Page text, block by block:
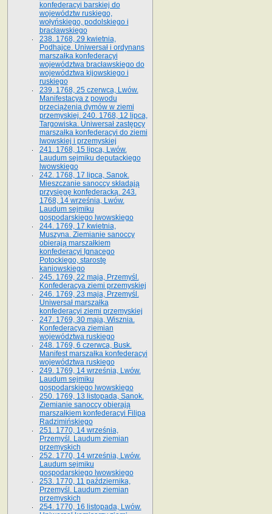
konfederacyi barskiej do
województw ruskiego,
wołyńskiego, podolskiego i
bracławskiego
238. 1768, 29 kwietnia,
Podhajce. Uniwersał i ordynans
marszałka konfederacyi
województwa bracławskiego do
wo­jewództwa kijowskiego i
ruskiego
239. 1768, 25 czerwca, Lwów.
Manifestacya z powodu
przeciążenia dymów w ziemi
przemyskiej. 240. 1768, 12 lipca,
Targowiska. Uniwersał zastępcy
marszałka konfederacyi do ziemi
lwowskiej i przemyskiej
241. 1768, 15 lipca, Lwów.
Laudum sejmiku deputackiego
lwowskiego
242. 1768, 17 lipca, Sanok.
Mieszczanie sanoccy składają
przysięgę konfederacką. 243.
1768, 14 września, Lwów.
Laudum sejmiku
gospodarskiego lwowskiego
244. 1769, 17 kwietnia,
Muszyna. Ziemianie sanoccy
obierają marszałkiem
konfederacyi Ignacego
Potockiego, starostę
kaniowskiego
245. 1769, 22 maja, Przemyśl.
Konfederacya ziemi przemyskiej
246. 1769, 23 maja, Przemyśl.
Uniwersał marszałka
konfederacyi ziemi przemyskiej
247. 1769, 30 maja, Wisznia.
Konfederacya ziemian
województwa ruskiego
248. 1769, 6 czerwca, Busk.
Manifest marszałka konfederacyi
województwa ruskiego
249. 1769, 14 września, Lwów.
Laudum sejmiku
gospodarskiego lwowskiego
250. 1769, 13 listopada, Sanok.
Ziemianie sanoccy obierają
marszałkiem konfederacyi Filipa
Radzimińskiego
251. 1770, 14 września,
Przemyśl. Laudum ziemian
przemyskich
252. 1770, 14 września, Lwów.
Laudum sejmiku
gospodarskiego lwowskiego
253. 1770, 11 października,
Przemyśl. Laudum ziemian
przemyskich
254. 1770, 16 listopada, Lwów.